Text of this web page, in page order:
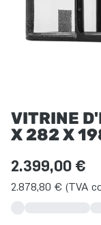
VITRINE
X 282 X
2.399,00 €
2.878,80 € (TVA